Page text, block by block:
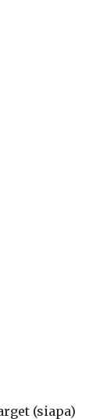
(siapa)